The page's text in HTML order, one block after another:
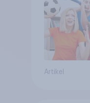
Artikel